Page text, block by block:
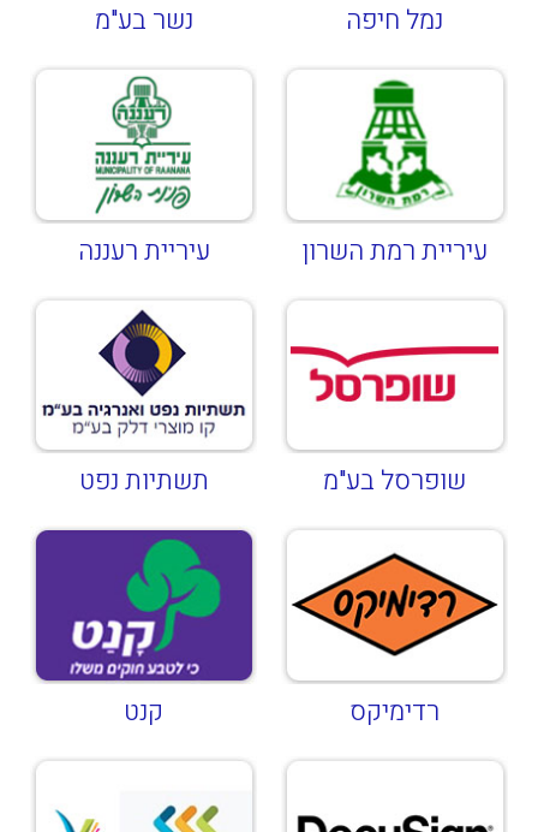
נמל חיפה
עיריית רמת השרון
שופרסל בע"מ
רדימיקס
נשר בע"מ
עיריית רעננה
תשתיות נפט
קנט